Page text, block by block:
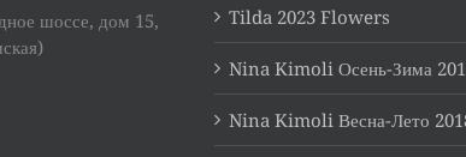
шоссе, дом 15,
Tilda 2023 Flowers
Nina Kimoli Осень-Зима
Nina Kimoli Весна-Лето